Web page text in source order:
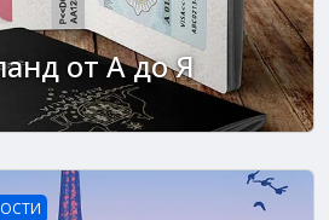
от А до Я